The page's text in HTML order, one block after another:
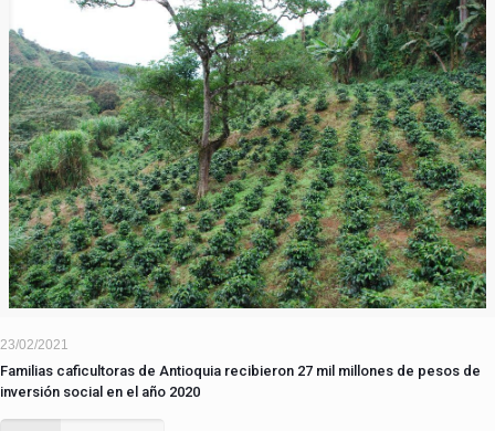
23/02/2021
Familias caficultoras de Antioquia recibieron 27 mil millones de pesos de
inversión social en el año 2020